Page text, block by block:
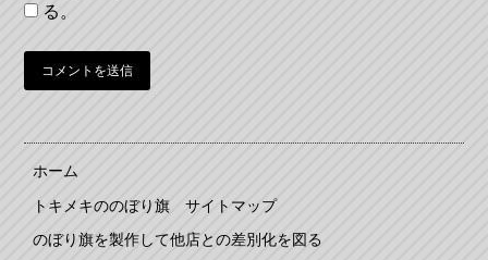
る。
ホーム
トキメキののぼり旗 サイトマップ
のぼり旗を製作して他店との差別化を図る